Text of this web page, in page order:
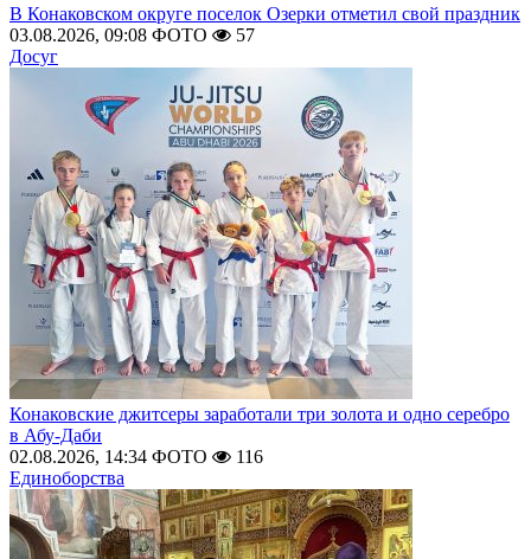
В Конаковском округе поселок Озерки отметил свой праздник
03.08.2026, 09:08 ФОТО
57
Досуг
Конаковские джитсеры заработали три золота и одно серебро
в Абу-Даби
02.08.2026, 14:34 ФОТО
116
Единоборства